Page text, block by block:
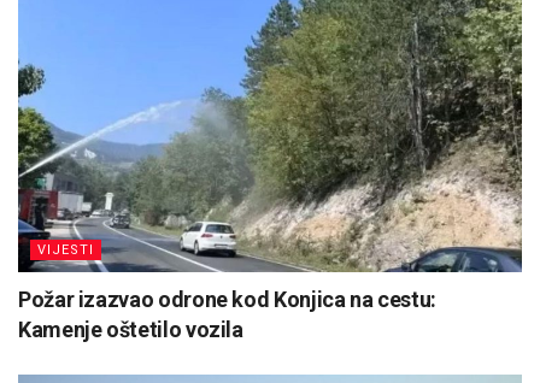
VIJESTI
Požar izazvao odrone kod Konjica na cestu:
Kamenje oštetilo vozila